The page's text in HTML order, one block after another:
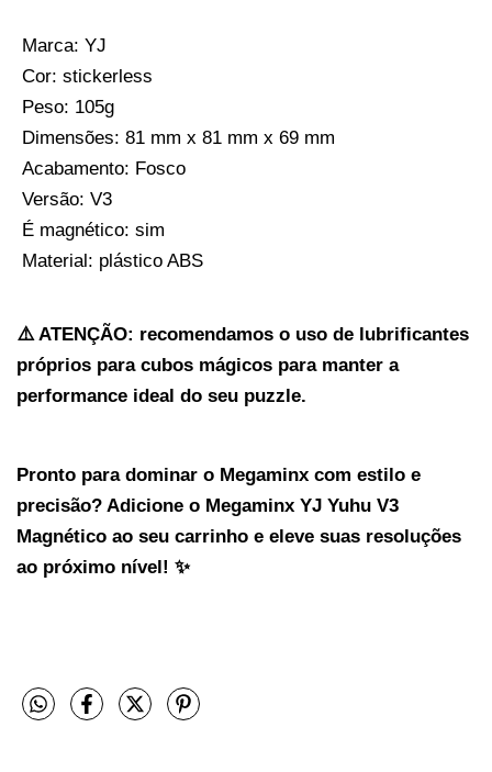
Marca: YJ
Cor: stickerless
Peso: 105g
Dimensões: 81 mm x 81 mm x 69 mm
Acabamento: Fosco
Versão: V3
É magnético: sim
Material: plástico ABS
⚠️ ATENÇÃO: recomendamos o uso de lubrificantes
próprios para cubos mágicos para manter a
performance ideal do seu puzzle.
Pronto para dominar o Megaminx com estilo e
precisão? Adicione o Megaminx YJ Yuhu V3
Magnético ao seu carrinho e eleve suas resoluções
ao próximo nível! ✨